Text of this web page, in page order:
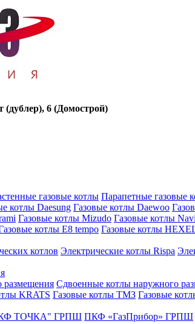
(дублер), 6 (Домострой)
газовые котлы Парапетные газовые
котлы Daesung Газовые котлы Daewoo
Газовые котлы Mizudo Газовые котлы
котлы E8 tempo Газовые котлы
котлов Электрические котлы Rispa
размещения Сдвоенные котлы наружного
KRATS Газовые котлы ТМЗ Газовые
ТОЧКА" ГРПШ ПКФ «ГазПрибор» ГРПШ